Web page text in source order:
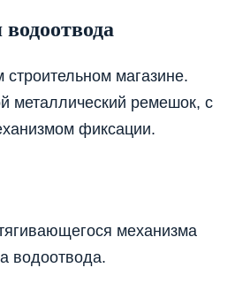
магазине.
металлический ремешок, с
фиксации.
механизма
водоотвода.